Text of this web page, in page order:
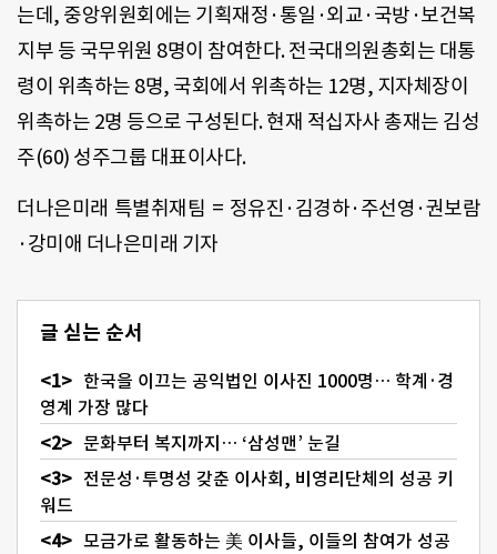
는데, 중앙위원회에는 기획재정·통일·외교·국방·보건복
지부 등 국무위원 8명이 참여한다. 전국대의원총회는 대통
령이 위촉하는 8명, 국회에서 위촉하는 12명, 지자체장이
위촉하는 2명 등으로 구성된다. 현재 적십자사 총재는 김성
주(60) 성주그룹 대표이사다.
더나은미래 특별취재팀 = 정유진·김경하·주선영·권보람
·강미애 더나은미래 기자
글 싣는 순서
한국을 이끄는 공익법인 이사진 1000명… 학계·경
영계 가장 많다
문화부터 복지까지… ‘삼성맨’ 눈길
전문성·투명성 갖춘 이사회, 비영리단체의 성공 키
워드
모금가로 활동하는 美 이사들, 이들의 참여가 성공